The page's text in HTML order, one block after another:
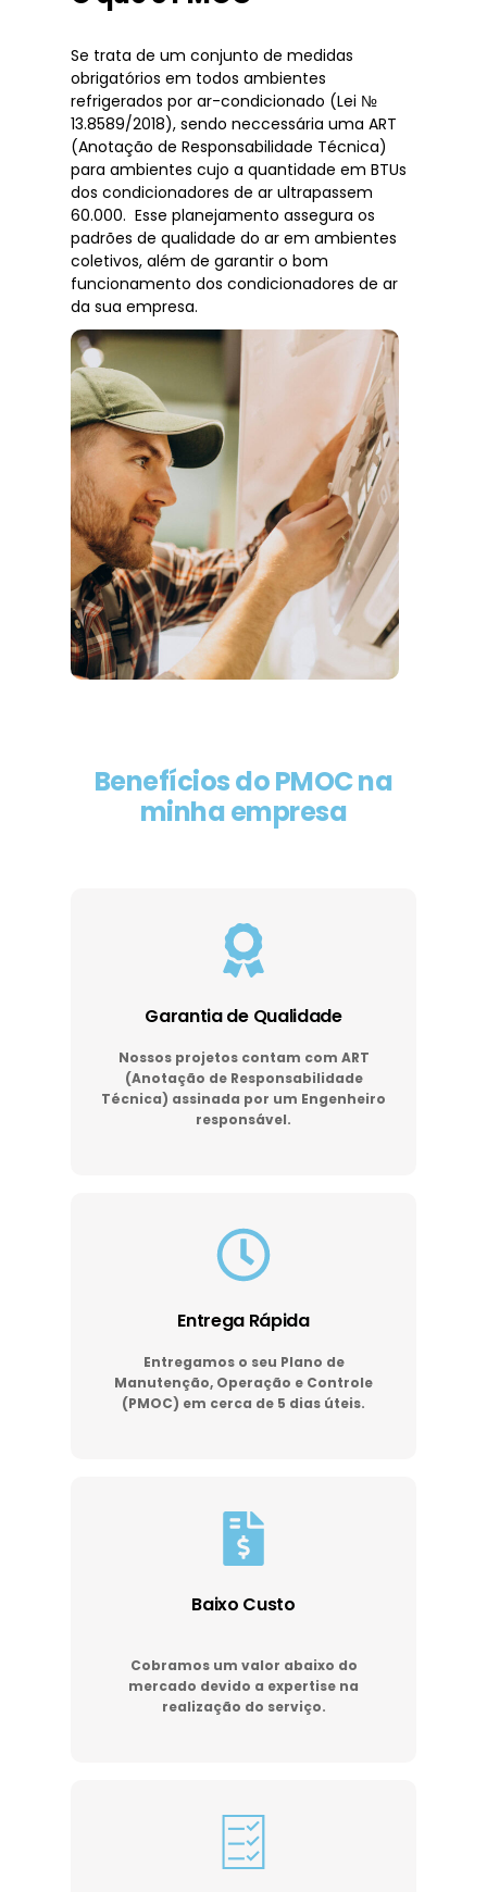
Se trata de um conjunto de medidas
obrigatórios em todos ambientes
refrigerados por ar-condicionado (Lei №
13.8589/2018), sendo neccessária uma ART
(Anotação de Responsabilidade Técnica)
para ambientes cujo a quantidade em BTUs
dos condicionadores de ar ultrapassem
60.000. Esse planejamento assegura os
padrões de qualidade do ar em ambientes
coletivos, além de garantir o bom
funcionamento dos condicionadores de ar
da sua empresa.
Benefícios do PMOC na
minha empresa
Garantia de Qualidade
Nossos projetos contam com ART
(Anotação de Responsabilidade
Técnica) assinada por um Engenheiro
responsável.
Entrega Rápida
Entregamos o seu Plano de
Manutenção, Operação e Controle
(PMOC) em cerca de 5 dias úteis.
Baixo Custo
Cobramos um valor abaixo do
mercado devido a expertise na
realização do serviço.